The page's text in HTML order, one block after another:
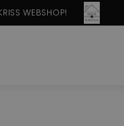
WEBSHOP!